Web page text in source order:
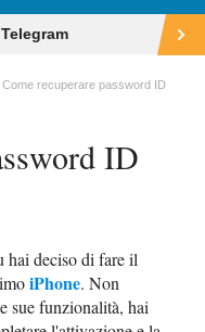
Come recuperare password ID
ID
hai deciso di fare il
iPhone. Non
sue funzionalità, hai